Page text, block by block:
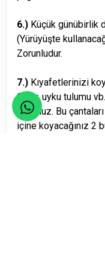
6.) Küçük günübirlik
(Yürüyüşte
Zorunludur.
7.) Kıyafetlerinizi
Çadır, uyku tulumu
koyunuz. Bu
içine koyacağınız 2